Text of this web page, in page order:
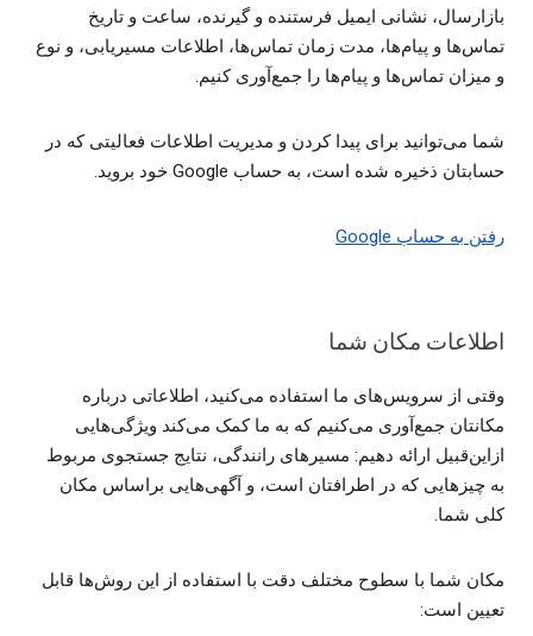
بازارسال، نشانی ایمیل فرستنده و گیرنده، ساعت و تاریخ
تماس‌ها و پیام‌ها، مدت زمان تماس‌ها، اطلاعات مسیریابی، و نوع
و میزان تماس‌ها و پیام‌ها را جمع‌آوری کنیم.
شما می‌توانید برای پیدا کردن و مدیریت اطلاعات فعالیتی که در
حسابتان ذخیره شده است، به حساب Google خود بروید.
رفتن به حساب Google
اطلاعات مکان شما
وقتی از سرویس‌های ما استفاده می‌کنید، اطلاعاتی درباره
مکانتان جمع‌آوری می‌کنیم که به ما کمک می‌کند ویژگی‌هایی
ازاین‌قبیل ارائه دهیم: مسیرهای رانندگی، نتایج جستجوی مربوط
به چیزهایی که در اطرافتان است، و آگهی‌هایی براساس مکان
کلی شما.
مکان شما با سطوح مختلف دقت با استفاده از این روش‌ها قابل
تعیین است: